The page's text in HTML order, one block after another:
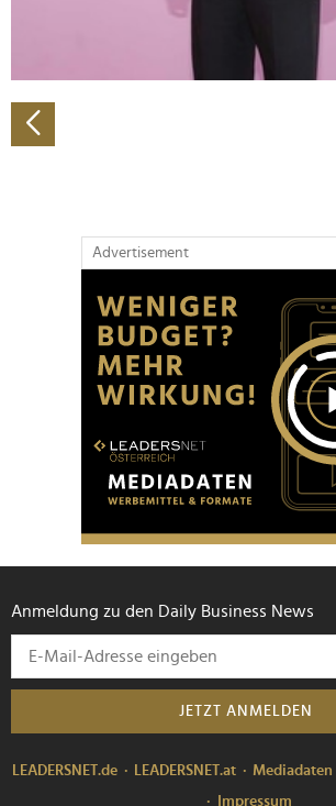
soziale Medien, Werbung und Analysen
Partner führen diese Informationen
weiteren Daten zusammen, die Sie
gesammelt haben.
Advertisement
Anmeldung zu den Daily Business News
JETZT ANMELDEN
LEADERSNET.de LEADERSNET.at Mediadaten
Impressum